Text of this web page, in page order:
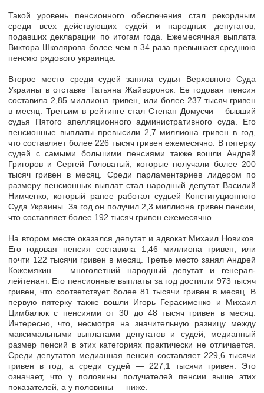
Такой уровень пенсионного обеспечения стал рекордным
среди всех действующих судей и народных депутатов,
подавших декларации по итогам года. Ежемесячная выплата
Виктора Школярова более чем в 34 раза превышает среднюю
пенсию рядового украинца.
Второе место среди судей заняла судья Верховного Суда
Украины в отставке Татьяна Жайворонок. Ее годовая пенсия
составила 2,85 миллиона гривен, или более 237 тысяч гривен
в месяц. Третьим в рейтинге стал Степан Домусчи – бывший
судья Пятого апелляционного административного суда. Его
пенсионные выплаты превысили 2,7 миллиона гривен в год,
что составляет более226 тысяч гривен ежемесячно. В пятерку
судей с самыми большими пенсиями также вошли Андрей
Григоров и Сергей Головатый, которые получали более 200
тысяч гривен в месяц. Среди парламентариев лидером по
размеру пенсионных выплат стал народный депутат Василий
Нимченко, который ранее работал судьей Конституционного
Суда Украины. За год он получил 2,3 миллиона гривен пенсии,
что составляет более 192 тысяч гривен ежемесячно.
На втором месте оказался депутат и адвокат Михаил Новиков.
Его годовая пенсия составила 1,46 миллиона гривен, или
почти 122 тысячи гривен в месяц. Третье место занял Андрей
Кожемякин – многолетний народный депутат и генерал-
лейтенант. Его пенсионные выплаты за год достигли 973 тысяч
гривен, что соответствует более 81 тысячи гривен в месяц. В
первую пятерку также вошли Игорь Герасименко и Михаил
Цимбалюк с пенсиями от 30 до 48 тысяч гривен в месяц.
Интересно, что, несмотря на значительную разницу между
максимальными выплатами депутатов и судей, медианный
размер пенсий в этих категориях практически не отличается.
Среди депутатов медианная пенсия составляет229,6 тысячи
гривен в год, а среди судей — 227,1 тысячи гривен. Это
означает, что у половины получателей пенсии выше этих
показателей, а у половины — ниже.